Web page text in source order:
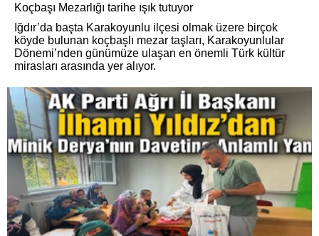
Koçbaşı Mezarlığı tarihe ışık tutuyor
Iğdır’da başta Karakoyunlu ilçesi olmak üzere birçok
köyde bulunan koçbaşlı mezar taşları, Karakoyunlular
Dönemi’nden günümüze ulaşan en önemli Türk kültür
mirasları arasında yer alıyor.